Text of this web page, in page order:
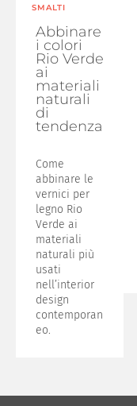
SMALTI
Abbinare
i colori
Rio Verde
ai
materiali
naturali
di
tendenza
Come
abbinare le
vernici per
legno Rio
Verde ai
materiali
naturali più
usati
nell’interior
design
contemporan
eo.